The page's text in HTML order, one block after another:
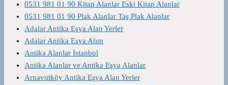
0531 981 01 90 Kitap Alanlar Eski Kitap Alanlar
0531 981 01 90 Plak Alanlar Taş Plak Alanlar
Adalar Antika Eşya Alan Yerler
Adalar Antika Eşya Alım
Antika Alanlar İstanbul
Antika Alanlar ve Antika Eşya Alanlar
Arnavutköy Antika Eşya Alan Yerler